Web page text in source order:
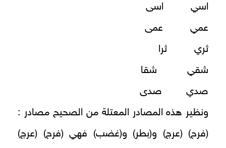
اسي اسى
عمي عمى
ثري ثرا
شقي شقا
صدي صدى
ونظير هذه المصادر المعتلة من الصحيح مصادر :
(فرح) (عرج) و(بطر) و(غضب) فهي (فرح) (عرج)